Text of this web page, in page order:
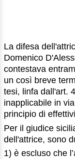
La difesa
Domenico
contestava
un così breve
tesi, linfa dall'art.
inapplicabile in
principio di
Per il giudice
dell'attrice, sono
1) è escluso che